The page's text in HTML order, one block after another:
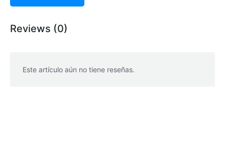
Reviews (0)
Este artículo aún no tiene reseñas.